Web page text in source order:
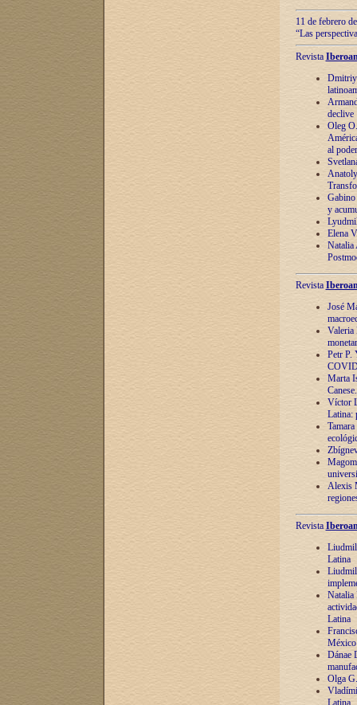
11 de febrero
“Las
Revista
Dmitriy
declive
Oleg
al poder
y
Elena
Natalia
Revista
José
Valeria
Petr P.
Marta
Víctor
Latina:
Alexis
Revista
Latina
Natalia
Latina
México
Dánae
Olga
Latina